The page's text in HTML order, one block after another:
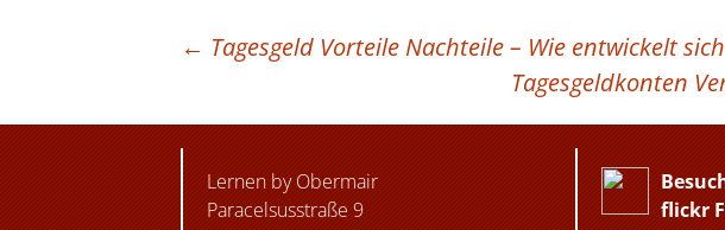
BEITRAGSNAVIGATION
← Tagesgeld Vorteile Nachteile – Wie entwickelt
Tagesgeldkonten
Lernen by Obermair
Paracelsusstraße 9
flickr